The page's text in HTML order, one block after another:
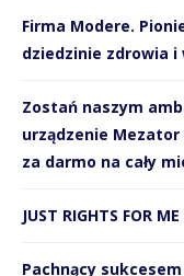
Firma Modere.
dziedzinie zdrowia
Zostań naszym
urządzenie Mezator
za darmo na cały
JUST RIGHTS FOR
Pachnący